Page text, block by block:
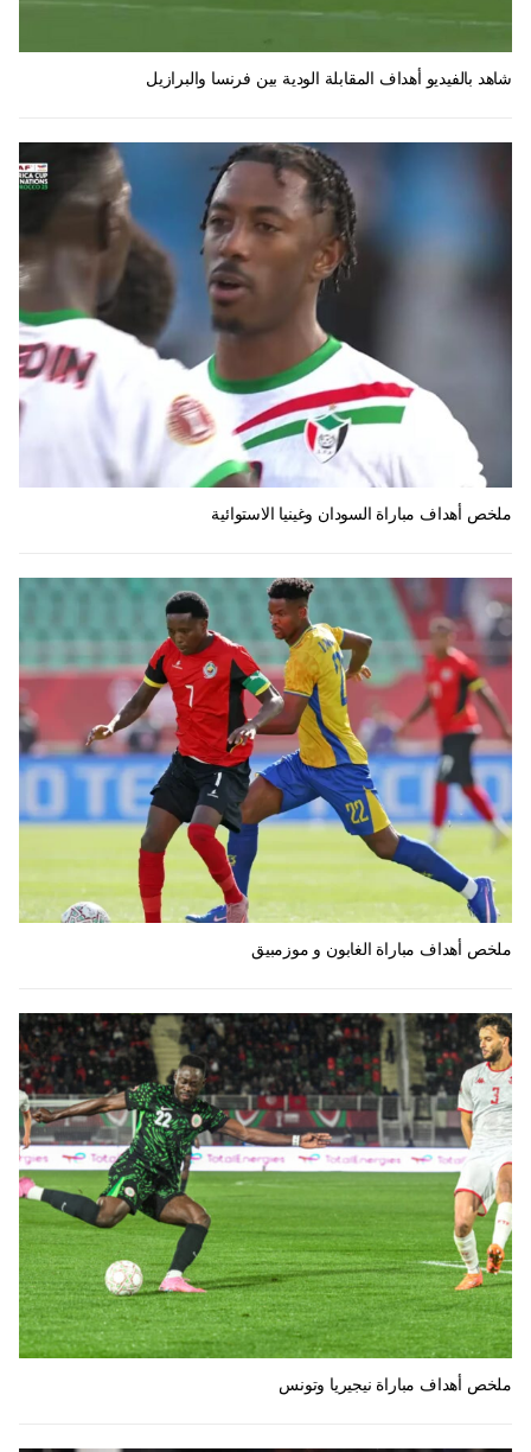
شاهد بالفيديو أهداف المقابلة الودية بين فرنسا والبرازيل
ملخص أهداف مباراة السودان وغينيا الاستوائية
ملخص أهداف مباراة الغابون و موزمبيق
ملخص أهداف مباراة نيجيريا وتونس